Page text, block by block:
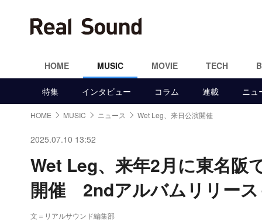
HOME MUSIC MOVIE TECH
特集 インタビュー コラム 連載 ニュ
HOME MUSIC ニュース Wet Leg、来日公演開催
2025.07.10 13:52
Wet Leg、来年2月に東名
開催 2ndアルバムリリー
文＝リアルサウンド編集部